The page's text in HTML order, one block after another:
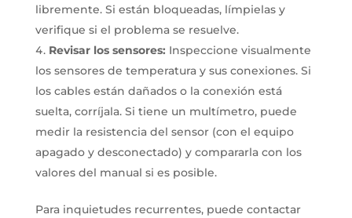
libremente. Si están bloqueadas, límpielas y
verifique si el problema se resuelve.
Revisar los sensores: Inspeccione visualmente
los sensores de temperatura y sus conexiones. Si
los cables están dañados o la conexión está
suelta, corríjala. Si tiene un multímetro, puede
medir la resistencia del sensor (con el equipo
apagado y desconectado) y compararla con los
valores del manual si es posible.
Para inquietudes recurrentes, puede contactar